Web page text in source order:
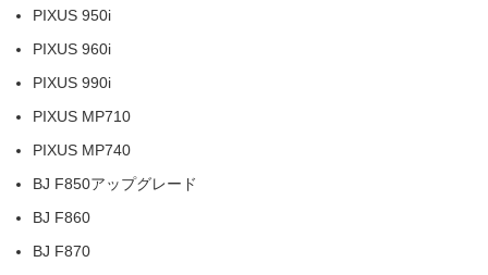
PIXUS 950i
PIXUS 960i
PIXUS 990i
PIXUS MP710
PIXUS MP740
BJ F850アップグレード
BJ F860
BJ F870